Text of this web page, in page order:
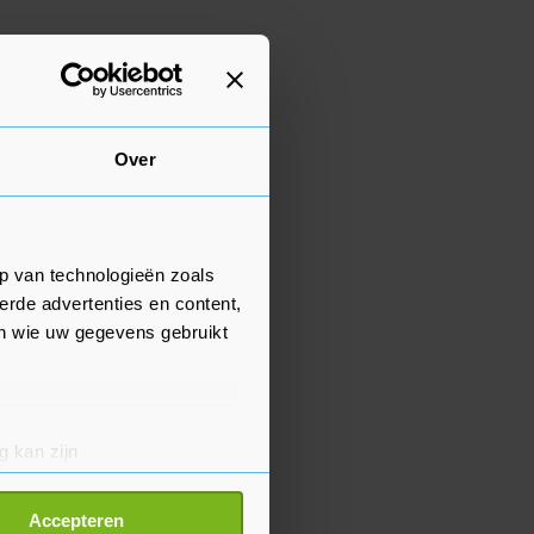
Over
van technologieën zoals
advertenties en content,
wie uw gegevens gebruikt
kan zijn
detailgedeelte
Accepteren